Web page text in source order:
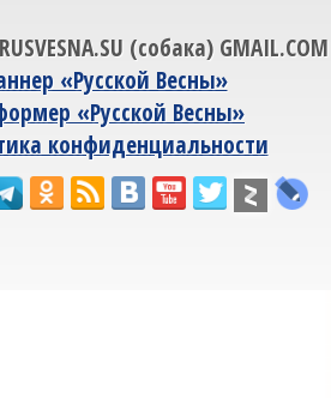
(собака) GMAIL.COM
«Русской Весны»
«Русской Весны»
конфиденциальности